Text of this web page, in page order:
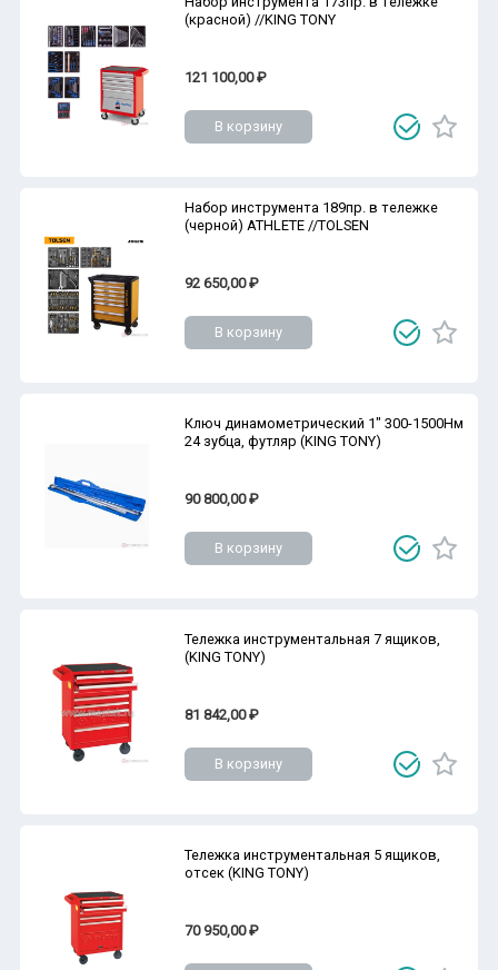
(красной) //KING TONY
121 100,00 ₽
В корзину
Набор инструмента 189пр. в тележке
(черной) ATHLETE //TOLSEN
92 650,00 ₽
В корзину
Ключ динамометрический 1" 300-1500Нм
24 зубца, футляр (KING TONY)
90 800,00 ₽
В корзину
Тележка инструментальная 7 ящиков,
(KING TONY)
81 842,00 ₽
В корзину
Тележка инструментальная 5 ящиков,
отсек (KING TONY)
70 950,00 ₽